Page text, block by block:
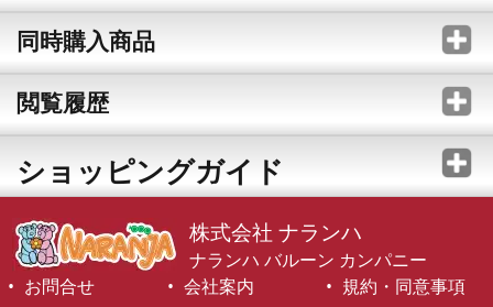
同時購入商品
閲覧履歴
ショッピングガイド
株式会社 ナランハ
ナランハ バルーン カンパニー
お問合せ
会社案内 規約・同意事項